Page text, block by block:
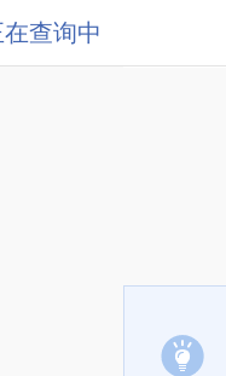
在查询中